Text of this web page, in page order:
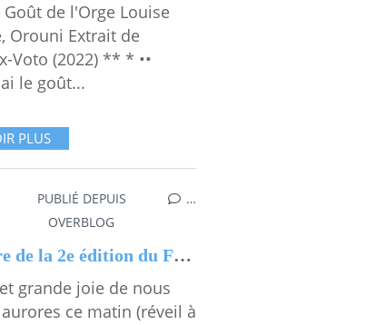
Goût de l'Orge Louise
Orouni Extrait de
Voto (2022) ** * ••
le goût...
PLUS
NOUS
PUBLIÉ DEPUIS
OVERBLOG
…
Ouverture de la 2e édition du Festival Réveillons-Nous en Pays de Saint-Jean-de-Monts
grande joie de nous
ce matin (réveil à